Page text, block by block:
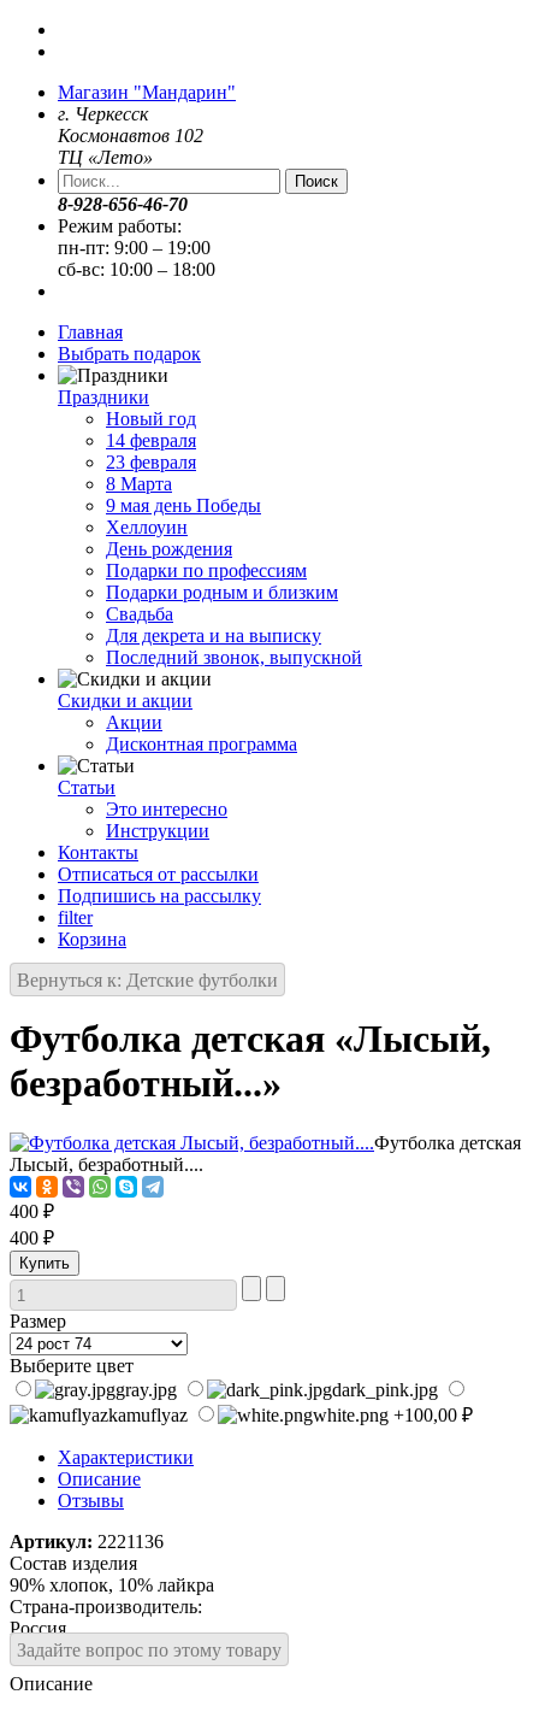
Магазин "Мандарин"
г. Черкесск
Космонавтов 102
ТЦ «Лето»
Поиск
8-928-656-46-70
Режим работы:
пн-пт: 9:00 – 19:00
сб-вс: 10:00 – 18:00
Главная
Выбрать подарок
Праздники
Новый год
14 февраля
23 февраля
8 Марта
9 мая день Победы
Хеллоуин
День рождения
Подарки по профессиям
Подарки родным и близким
Свадьба
Для декрета и на выписку
Последний звонок, выпускной
Скидки и акции
Акции
Дисконтная программа
Статьи
Это интересно
Инструкции
Контакты
Отписаться от рассылки
Подпишись на рассылку
filter
Корзина
Вернуться к: Детские футболки
Футболка детская «Лысый,
безработный...»
Футболка детская
Лысый, безработный....
400 ₽
400 ₽
Размер
Выберите цвет
gray.jpg
dark_pink.jpg
kamuflyaz
white.png +100,00 ₽
Характеристики
Описание
Отзывы
Артикул: 2221136
Состав изделия
90% хлопок, 10% лайкра
Страна-производитель:
Россия
Задайте вопрос по этому товару
Описание